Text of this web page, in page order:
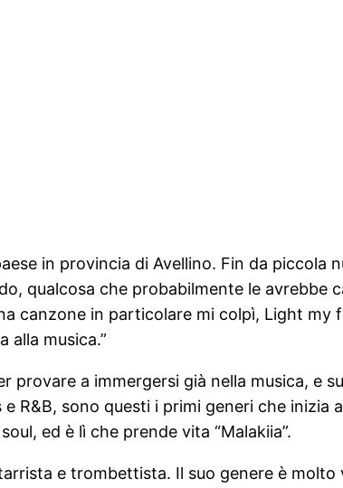
in provincia di Avellino. Fin da piccola
qualcosa che probabilmente le avrebbe
canzone in particolare mi colpì, Light my
alla musica.”
provare a immergersi già nella musica, e
R&B, sono questi i primi generi che inizia
ed è lì che prende vita “Malakiia”.
e trombettista. Il suo genere è molto